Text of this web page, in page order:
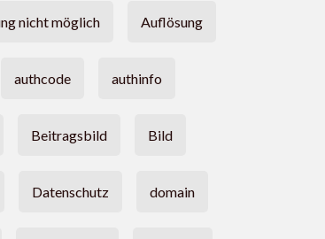
nicht möglich Auflösung
authcode authinfo
Beitragsbild Bild
Datenschutz domain